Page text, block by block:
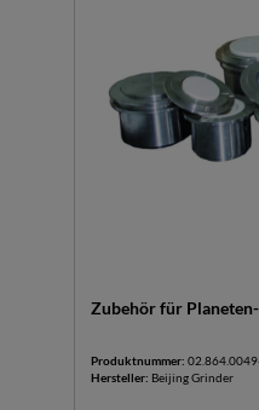
Zubehör für
Produktnummer:
Hersteller: Beijing Grinder